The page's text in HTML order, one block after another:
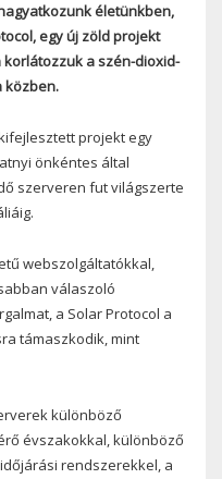
életünkben,
egy új zöld projekt
a szén-dioxid-
közben.
projekt egy
önkéntes által
szerveren fut világszerte
webszolgáltatókkal,
válaszoló
a Solar Protocol a
támaszkodik, mint
különböző
évszakokkal, különböző
rendszerekkel, a